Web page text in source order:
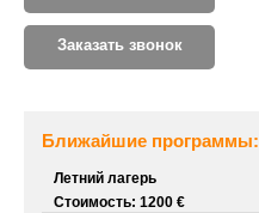
Заказать звонок
Ближайшие программы:
Летний лагерь
Стоимость: 1200 €